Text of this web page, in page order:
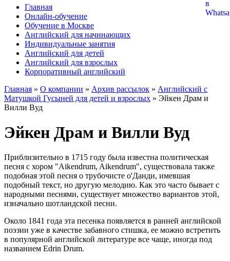
Главная
Онлайн-обучение
Обучение в Москве
Английский для начинающих
Индивидуальные занятия
Английский для детей
Английский для взрослых
Корпоративный английский
Главная » О компании » Архив рассылок » Английский с
Матушкой Гусыней для детей и взрослых » Эйкен Драм и
Вилли Вуд
Эйкен Драм и Вилли Вуд
Приблизительно в 1715 году была известна политическая
песня с хором "Aikendrum, Aikendrum", существовала также
подобная этой песня о трубочисте о'Данди, имевшая
подобный текст, но другую мелодию. Как это часто бывает с
народными песнями, существует множество вариантов этой,
изначально шотландской песни.
Около 1841 года эта песенка появляется в ранней английской
поэзии уже в качестве забавного стишка, ее можно встретить
в популярной английской литературе все чаще, иногда под
названием Edrin Drum.